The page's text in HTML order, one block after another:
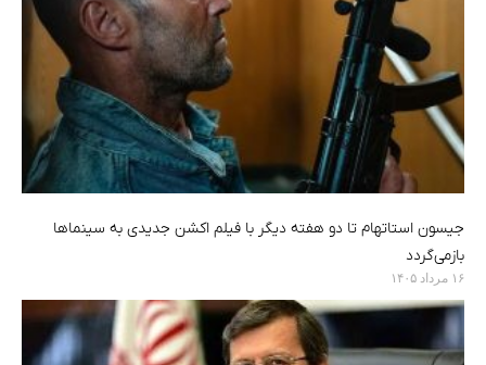
جیسون استاتهام تا دو هفته دیگر با فیلم اکشن جدیدی به سینماها
بازمی‌گردد
۱۶ مرداد ۱۴۰۵